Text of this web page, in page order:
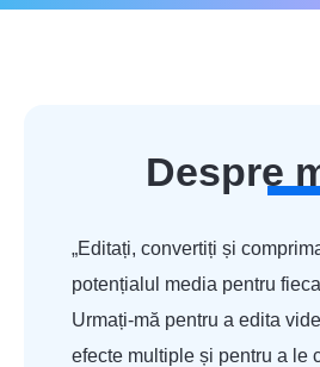
Despre
„Editați, convertiți și
potențialul media pentru
Urmați-mă pentru a edita
efecte multiple și pentru a le